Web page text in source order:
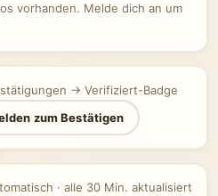
vorhanden. Melde dich an um
→ Verifiziert-Badge
zum Bestätigen
· alle 30 Min. aktualisiert